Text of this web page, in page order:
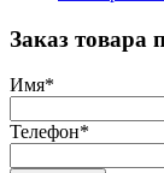
Заказ товара
Имя*
Телефон*